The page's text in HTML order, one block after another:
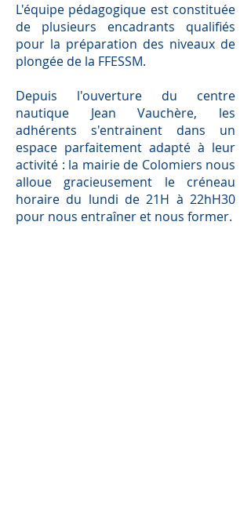
L'équipe pédagogique est constituée
de plusieurs encadrants qualifiés
pour la préparation des niveaux de
plongée de la FFESSM.
Depuis l'ouverture du centre
nautique Jean Vauchère, les
adhérents s'entrainent dans un
espace parfaitement adapté à leur
activité : la mairie de Colomiers nous
alloue gracieusement le créneau
horaire du lundi de 21H à 22hH30
pour nous entraîner et nous former.